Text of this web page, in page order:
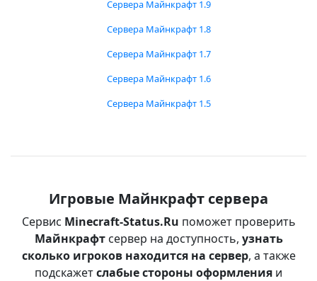
Сервера Майнкрафт 1.9
Сервера Майнкрафт 1.8
Сервера Майнкрафт 1.7
Сервера Майнкрафт 1.6
Сервера Майнкрафт 1.5
Игровые Майнкрафт сервера
Сервис Minecraft-Status.Ru поможет проверить
Майнкрафтсервер на доступность, узнать
сколько игроков находится на сервер, а также
подскажетслабые стороны оформления и